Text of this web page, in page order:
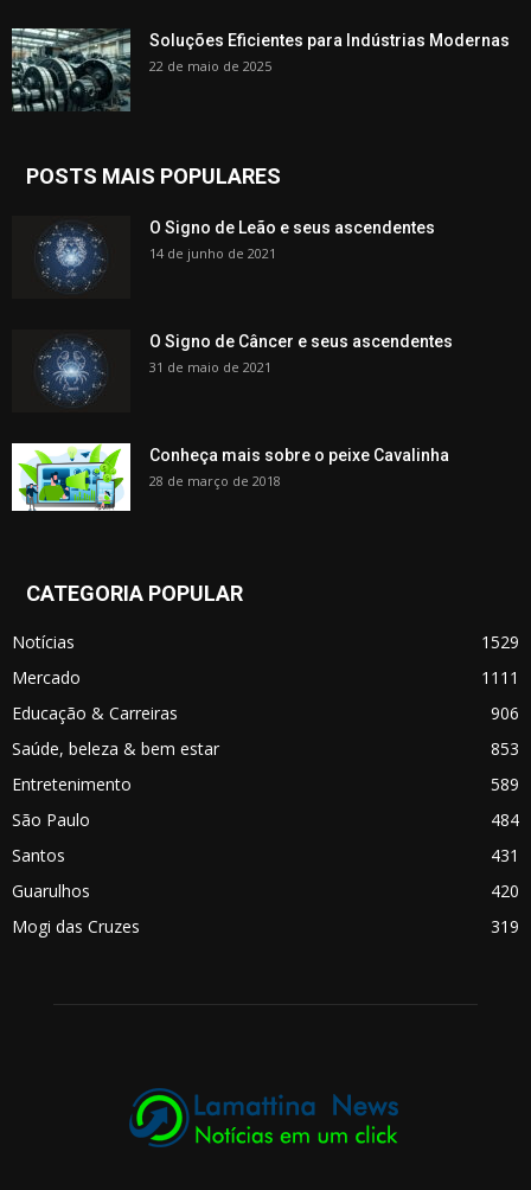
Soluções Eficientes para Indústrias Modernas
22 de maio de 2025
POSTS MAIS POPULARES
O Signo de Leão e seus ascendentes
14 de junho de 2021
O Signo de Câncer e seus ascendentes
31 de maio de 2021
Conheça mais sobre o peixe Cavalinha
28 de março de 2018
CATEGORIA POPULAR
Notícias
1529
Mercado
1111
Educação & Carreiras
906
Saúde, beleza & bem estar
853
Entretenimento
589
São Paulo
484
Santos
431
Guarulhos
420
Mogi das Cruzes
319